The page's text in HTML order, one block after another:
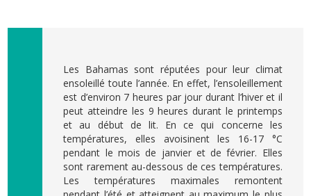
Les Bahamas sont réputées pour leur climat
ensoleillé toute l’année. En effet, l’ensoleillement
est d’environ 7 heures par jour durant l’hiver et il
peut atteindre les 9 heures durant le printemps
et au début de lit. En ce qui concerne les
températures, elles avoisinent les 16-17 °C
pendant le mois de janvier et de février. Elles
sont rarement au-dessous de ces températures.
Les températures maximales remontent